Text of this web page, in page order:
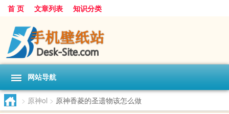
首 页 文章列表 知识分类
网站导航
> 原神ol > 原神香菱的圣遗物该怎么做